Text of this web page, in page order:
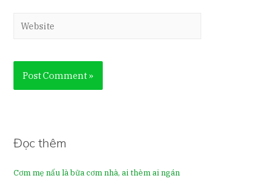
Đọc thêm
Cơm mẹ nấu là bữa cơm nhà, ai thèm ai ngán